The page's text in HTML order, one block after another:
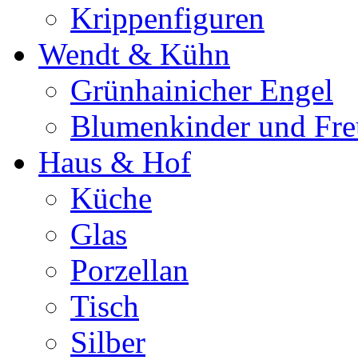
Krippenfiguren
Wendt & Kühn
Grünhainicher Engel
Blumenkinder und
Haus & Hof
Küche
Glas
Porzellan
Tisch
Silber